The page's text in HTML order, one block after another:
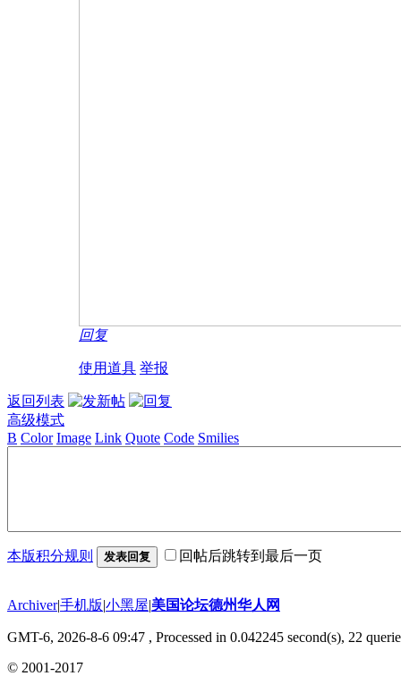
回复
使用道具 举报
返回列表
高级模式
B Color Image Link Quote Code Smilies
本版积分规则 发表回复 回帖后跳转到最后一页
Archiver|手机版|小黑屋|美国论坛德州华人网
GMT-6, 2026-8-6 09:47 , Processed in 0.042245 second(s), 22
© 2001-2017